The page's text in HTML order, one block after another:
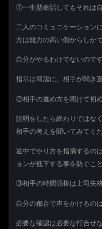
①一生懸命話してもそれは
二人のコミュニケーション
方は能力の高い側からしかで
自分がやるわけでないので
指示は簡潔に、相手が聞き
②相手の進め方を聞けて初め
説明をしたら終わりではな
相手の考えを聞いてみてくだ
途中でやり方を指摘するの
ョンが低下する事を防ぐこ
③相手の時間泥棒は上司失格
自分の都合で声をかけるの
必要な確認は必要な打合せ